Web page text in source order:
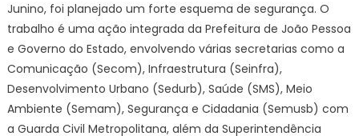
Junino, foi planejado um forte esquema de segurança. O
trabalho é uma ação integrada da Prefeitura de João Pessoa
e Governo do Estado, envolvendo várias secretarias como a
Comunicação (Secom), Infraestrutura (Seinfra),
Desenvolvimento Urbano (Sedurb), Saúde (SMS), Meio
Ambiente (Semam), Segurança e Cidadania (Semusb) com
a Guarda Civil Metropolitana, além da Superintendência